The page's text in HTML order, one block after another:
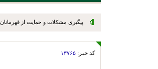
پیگیری مشکلات و حمایت از
کد خبر: ۱۳۷۶۵